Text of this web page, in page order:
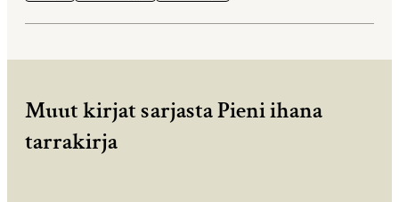
Muut kirjat sarjasta Pieni ihana
tarrakirja